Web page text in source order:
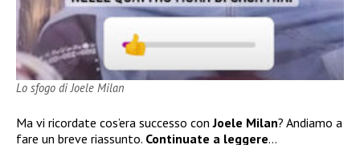
Lo sfogo di Joele Milan
Ma vi ricordate cos’era successo conJoele Milan? Andiamo a
fare un breve riassunto. Continuate a leggere…